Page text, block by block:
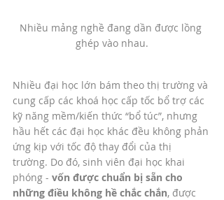
Nhiều mảng nghề đang dần được lồng
ghép vào nhau.
Nhiều đại học lớn bám theo thị trường và
cung cấp các khoá học cấp tốc bổ trợ các
kỹ năng mềm/kiến thức “bổ túc”, nhưng
hầu hết các đại học khác đều không phản
ứng kịp với tốc độ thay đổi của thị
trường. Do đó, sinh viên đại học khai
phóng - vốn được chuẩn bị sẵn cho
những điều không hề chắc chắn, được